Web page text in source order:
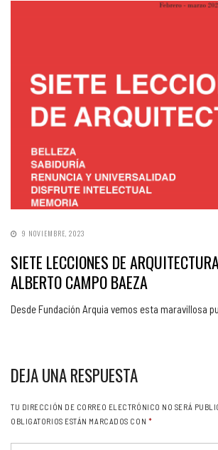
9 NOVIEMBRE, 2023
SIETE LECCIONES DE
ALBERTO CAMPO BAEZA
Desde Fundación Arquia vemos esta maravillosa
DEJA UNA RESPUESTA
TU DIRECCIÓN DE CORREO ELECTRÓNICO NO SERÁ
OBLIGATORIOS ESTÁN MARCADOS CON *